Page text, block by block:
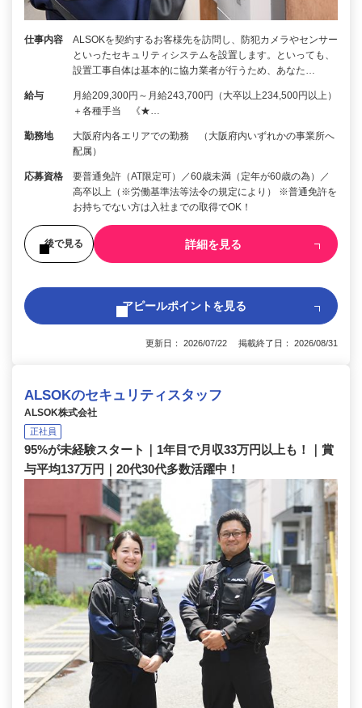
仕事内容
ALSOKを契約するお客様先を訪問し、防犯カメラやセンサー
といったセキュリティシステムを設置します。といっても、
設置工事自体は基本的に協力業者が行うため、あなた…
給与
月給209,300円～月給243,700円（大卒以上234,500円以上）
＋各種手当 《★…
勤務地
大阪府内各エリアでの勤務 （大阪府内いずれかの事業所へ
配属）
応募資格
要普通免許（AT限定可）／60歳未満（定年が60歳の為）／
高卒以上（※労働基準法等法令の規定により） ※普通免許を
お持ちでない方は入社までの取得でOK！
後で見る 詳細を見る
アピールポイントを見る
更新日： 2026/07/22 掲載終了日： 2026/08/31
ALSOKのセキュリティスタッフ
ALSOK株式会社
正社員
95%が未経験スタート｜1年目で月収33万円以上も！｜賞
与平均137万円｜20代30代多数活躍中！